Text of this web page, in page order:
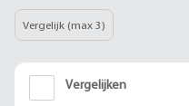
Vergelijk (max 3)
Vergelijken